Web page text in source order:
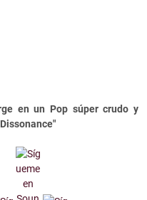
en un Pop súper crudo y